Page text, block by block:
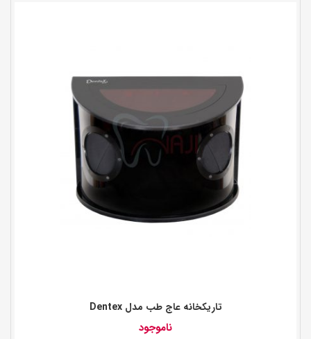
تاریکخانه عاج طب مدل Dentex
ناموجود